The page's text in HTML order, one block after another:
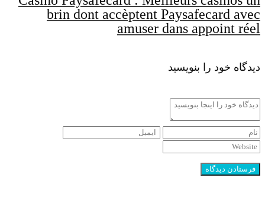
brin dont accèptent Paysafecard avec
amuser dans appoint réel
دیدگاه خود را بنویسید